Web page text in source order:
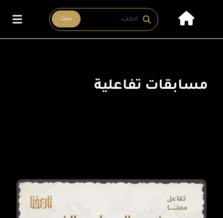
بحث
مسابقات تفاعلية